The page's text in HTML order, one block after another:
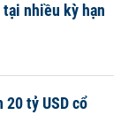
nhiều kỳ hạn
20 tỷ USD cổ